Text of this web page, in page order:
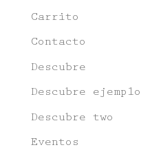
Carrito
Contacto
Descubre
Descubre ejemplo
Descubre two
Eventos